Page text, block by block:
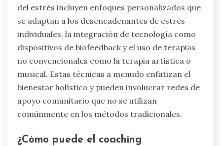
del estrés incluyen enfoques personalizados que
se adaptan a los desencadenantes de estrés
individuales, la integración de tecnología como
dispositivos de biofeedback y el uso de terapias
no convencionales como la terapia artística o
musical. Estas técnicas a menudo enfatizan el
bienestar holístico y pueden involucrar redes de
apoyo comunitario que no se utilizan
comúnmente en los métodos tradicionales.
¿Cómo puede el coaching